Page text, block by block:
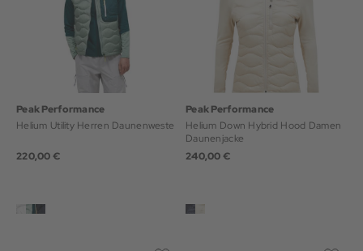
Peak Performance
Helium Utility Herren Daunenweste
220,00 €
Peak Performance
Helium Down Hybrid Hood Damen
Daunenjacke
240,00 €